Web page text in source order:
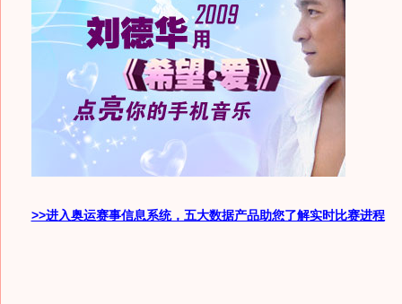
>>进入奥运赛事信息系统，五大数据产品助您了解实时比赛进程